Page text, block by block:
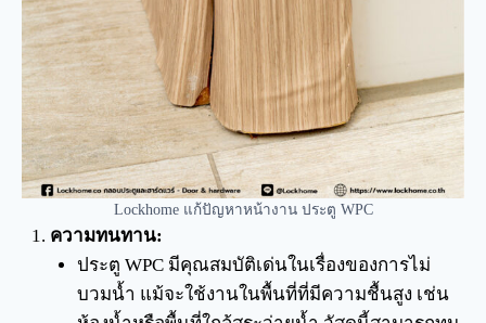
Lockhome แก้ปัญหาหน้างาน ประตู WPC
ความทนทาน:
ประตู WPC มีคุณสมบัติเด่นในเรื่องของการไม่
บวมน้ำ แม้จะใช้งานในพื้นที่ที่มีความชื้นสูง เช่น